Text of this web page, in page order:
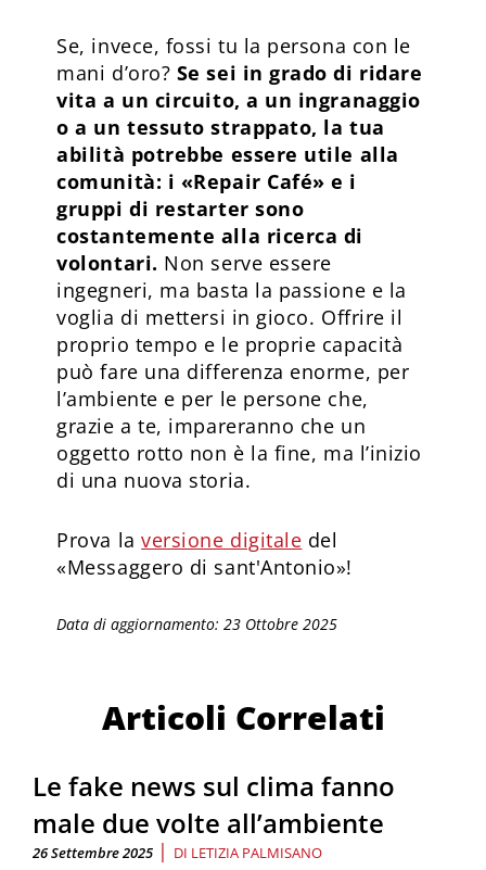
Se, invece, fossi tu la persona con le
mani d’oro? Se sei in grado di ridare
vita a un circuito, a un ingranaggio
o a un tessuto strappato, la tua
abilità potrebbe essere utile alla
comunità: i «Repair Café» e i
gruppi di restarter sono
costantemente alla ricerca di
volontari. Non serve essere
ingegneri, ma basta la passione e la
voglia di mettersi in gioco. Offrire il
proprio tempo e le proprie capacità
può fare una differenza enorme, per
l’ambiente e per le persone che,
grazie a te, impareranno che un
oggetto rotto non è la fine, ma l’inizio
di una nuova storia.
Prova laversione digitale del
«Messaggero di sant'Antonio»!
Data di aggiornamento: 23 Ottobre 2025
Articoli Correlati
Le fake news sul clima fanno
male due volte all’ambiente
26 Settembre 2025 | DI LETIZIA PALMISANO